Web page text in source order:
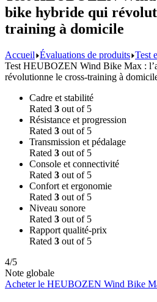
bike hybride qui
training à domicile
Accueil Évaluations de produits Test
Test HEUBOZEN Wind Bike Max :
révolutionne le cross-training à
Cadre et stabilité
Rated 3 out of 5
Résistance et progression
Rated 3 out of 5
Transmission et pédalage
Rated 3 out of 5
Console et connectivité
Rated 3 out of 5
Confort et ergonomie
Rated 3 out of 5
Niveau sonore
Rated 3 out of 5
Rapport qualité-prix
Rated 3 out of 5
4/5
Note globale
Acheter le HEUBOZEN Wind Bike